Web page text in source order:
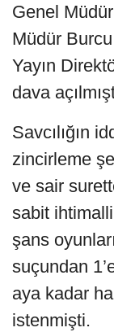
Genel
Müdür
Yayın
dava
Savcılığın
zincirleme
ve sair
sabit
şans
suçundan
aya kadar
istenmişti.